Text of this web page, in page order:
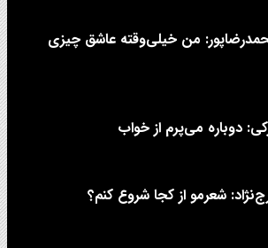
من خیلی‌وقته عاشق چیزی
دوباره می‌پرم از خواب
شعرمو از کجا شروع کنم؟